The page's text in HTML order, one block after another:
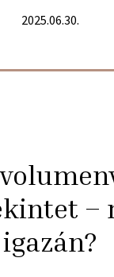
2025.06.30.
–
igazán?